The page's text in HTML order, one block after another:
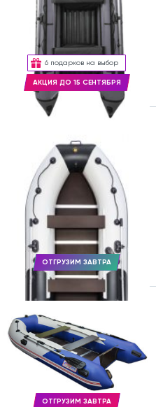
6 подарков на выбор
АКЦИЯ ДО 15 СЕНТЯБРЯ
ОТГРУЗИМ ЗАВТРА
ОТГРУЗИМ ЗАВТРА